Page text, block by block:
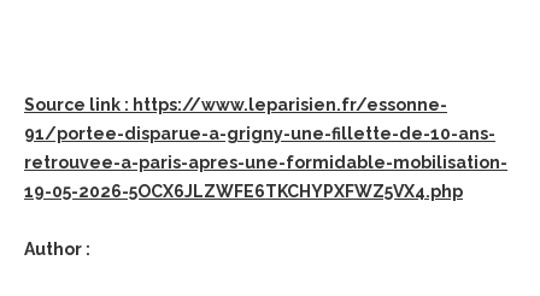
Source link : https://www.leparisien.fr/essonne-
91/portee-disparue-a-grigny-une-fillette-de-10-ans-
retrouvee-a-paris-apres-une-formidable-mobilisation-
19-05-2026-5OCX6JLZWFE6TKCHYPXFWZ5VX4.php
Author :